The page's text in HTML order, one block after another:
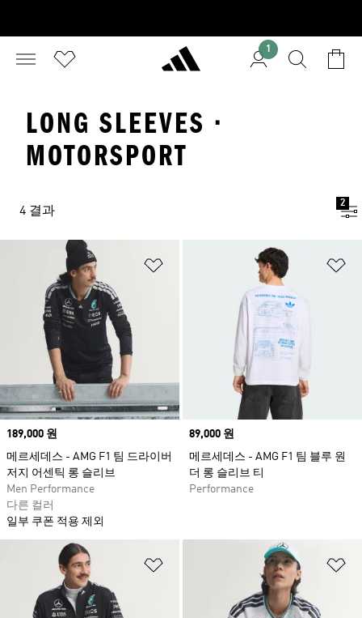
1
LONG SLEEVES ·
MOTORSPORT
4 결과
2
위시리스트 담기
Price
189,000 원
메르세데스 - AMG F1 팀 드라이버
저지 어센틱 롱 슬리브
Men Performance
다른 컬러
일부 쿠폰 적용 제외
Price
89,000 원
메르세데스 - AMG F1 팀 블루 원
더 롱 슬리브 티
Performance